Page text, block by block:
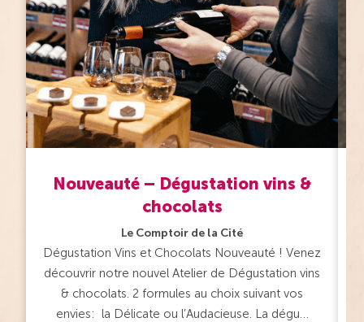
Nouveauté – Dégustation vins &
chocolats
Le Comptoir de la Cité
Dégustation Vins et Chocolats Nouveauté ! Venez
découvrir notre nouvel Atelier de Dégustation vins
& chocolats. 2 formules au choix suivant vos
envies: la Délicate ou l’Audacieuse. La dégu…